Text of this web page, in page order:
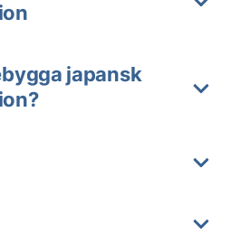
japansk